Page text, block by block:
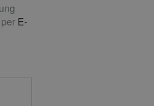
E-